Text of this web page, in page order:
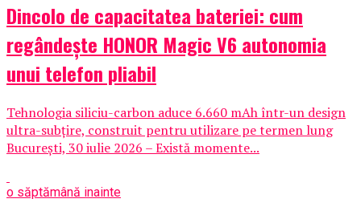
Dincolo de capacitatea bateriei: cum
regândește HONOR Magic V6 autonomia
unui telefon pliabil
Tehnologia siliciu-carbon aduce 6.660 mAh într-un design
ultra-subțire, construit pentru utilizare pe termen lung
București, 30 iulie 2026 – Există momente...
o săptămână inainte